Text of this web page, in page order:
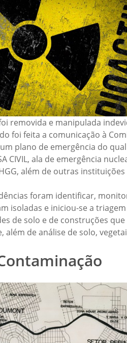
removida e manipulada
foi feita a comunicação à
plano de emergência do
CIVIL, ala de emergência
além de outras
foram identificar,
isoladas e iniciou-se a
de solo e de construções
além de análise de solo,